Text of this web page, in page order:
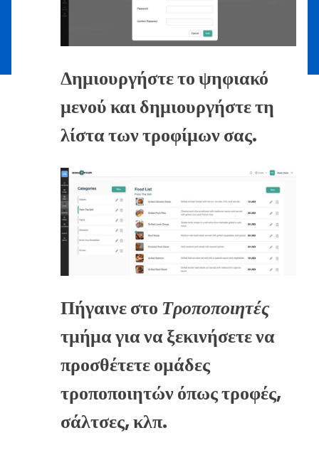
Δημιουργήστε το ψηφιακό
μενού και δημιουργήστε τη
λίστα των τροφίμων σας.
Πήγαινε στο Τροποποιητές
τμήμα για να ξεκινήσετε να
προσθέτετε ομάδες
τροποποιητών όπως τροφές,
σάλτσες, κλπ.